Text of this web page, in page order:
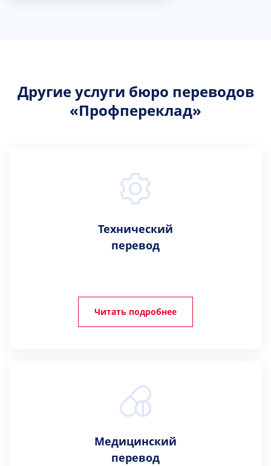
Другие услуги бюро переводов
«Профпереклад»
Технический
перевод
Читать подробнее
Медицинский
перевод